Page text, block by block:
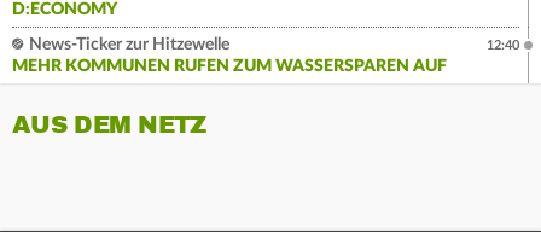
D:ECONOMY
News-Ticker zur Hitzewelle
MEHR KOMMUNEN RUFEN ZUM WASSERSPAREN AUF
12:40
AUS DEM NETZ